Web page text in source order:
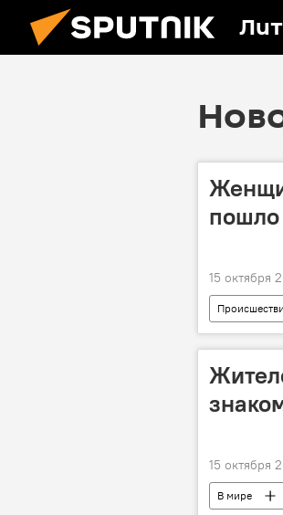
пошло
15 октября
15 октября
В мире